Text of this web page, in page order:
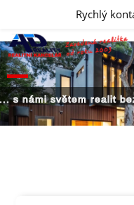
s námi světem realit
Rychlý